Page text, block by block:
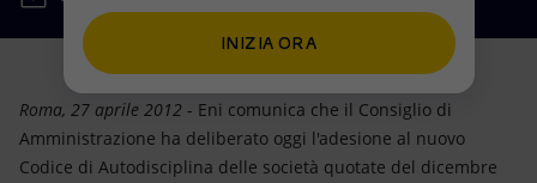
Net Zero
Modello satellitare
Energia accessibile
Collaborazioni per l'innovazione
Attività nel mondo
Mobilità
Roma, 27 aprile 2012 - Eni comunica che il Consiglio di
Amministrazione ha deliberato oggi l'adesione al nuovo
Codice di Autodisciplina delle società quotate del dicembre
INIZIA ORA